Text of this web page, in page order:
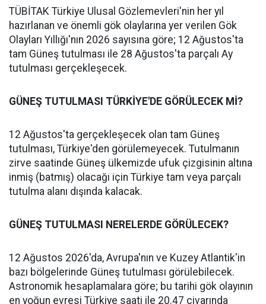
TÜBİTAK Türkiye Ulusal Gözlemevleri'nin her yıl
hazırlanan ve önemli gök olaylarına yer verilen Gök
Olayları Yıllığı'nın 2026 sayısına göre; 12 Ağustos'ta
tam Güneş tutulması ile 28 Ağustos'ta parçalı Ay
tutulması gerçekleşecek.
GÜNEŞ TUTULMASI TÜRKİYE'DE GÖRÜLECEK Mİ?
12 Ağustos'ta gerçekleşecek olan tam Güneş
tutulması, Türkiye'den görülemeyecek. Tutulmanın
zirve saatinde Güneş ülkemizde ufuk çizgisinin altına
inmiş (batmış) olacağı için Türkiye tam veya parçalı
tutulma alanı dışında kalacak.
GÜNEŞ TUTULMASI NERELERDE GÖRÜLECEK?
12 Ağustos 2026'da, Avrupa'nın ve Kuzey Atlantik'in
bazı bölgelerinde Güneş tutulması görülebilecek.
Astronomik hesaplamalara göre; bu tarihi gök olayının
en yoğun evresi Türkiye saati ile 20.47 civarında